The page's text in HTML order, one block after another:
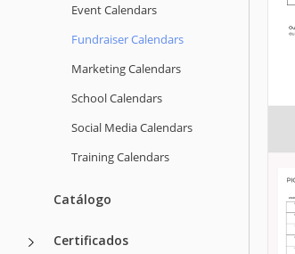
Event Calendars
Fundraiser Calendars
Marketing Calendars
School Calendars
Social Media Calendars
Training Calendars
Catálogo
Certificados